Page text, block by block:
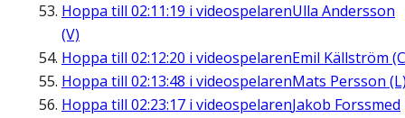
Hoppa till 02:11:19 i videospelarenUlla Andersson
(V)
Hoppa till 02:12:20 i videospelarenEmil Källström
Hoppa till 02:13:48 i videospelarenMats Persson
Hoppa till 02:23:17 i videospelarenJakob Forssmed